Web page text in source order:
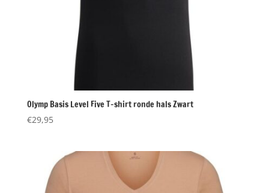
Olymp Basis Level Five T-shirt ronde hals Zwart
€29,95